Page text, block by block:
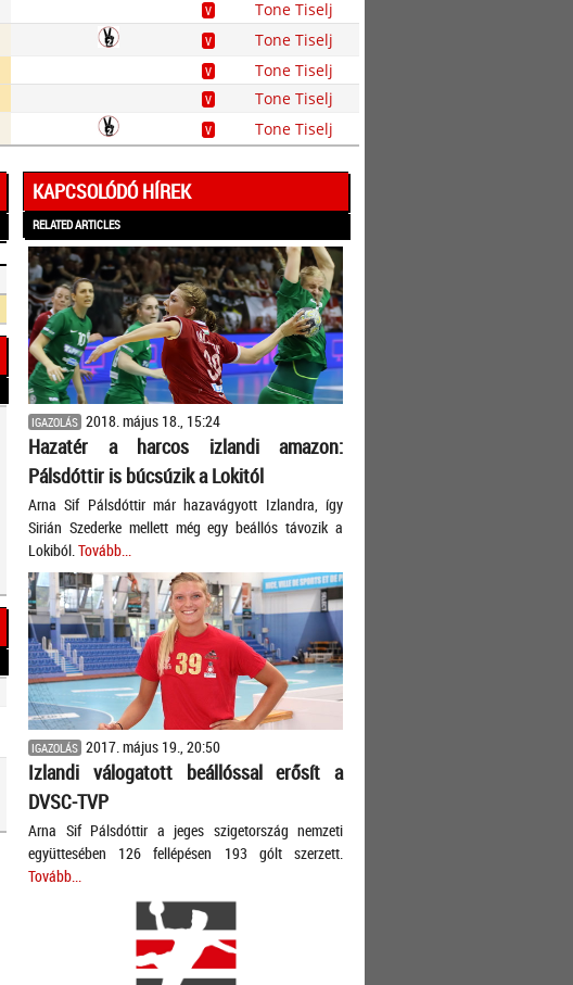
V
Tone Tiselj
V
Tone Tiselj
V
Tone Tiselj
V
Tone Tiselj
V Tone Tiselj
KAPCSOLÓDÓ HÍREK
RELATED ARTICLES
IGAZOLÁS 2018. május 18., 15:24
Hazatér a harcos izlandi amazon:
Pálsdóttir is búcsúzik a Lokitól
Arna Sif Pálsdóttir már hazavágyott Izlandra, így
Sirián Szederke mellett még egy beállós távozik a
Lokiból.Tovább...
IGAZOLÁS 2017. május 19., 20:50
Izlandi válogatott beállóssal erősít a
DVSC-TVP
Arna Sif Pálsdóttir a jeges szigetország nemzeti
együttesében 126 fellépésen 193 gólt szerzett.
Tovább...